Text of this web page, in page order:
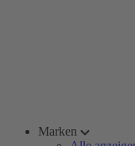
Marken